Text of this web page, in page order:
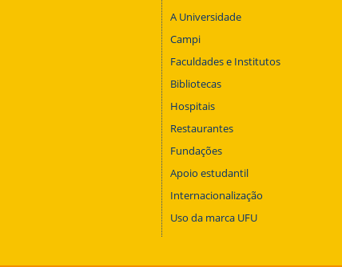
A Universidade
Campi
Faculdades e Institutos
Bibliotecas
Hospitais
Restaurantes
Fundações
Apoio estudantil
Internacionalização
Uso da marca UFU